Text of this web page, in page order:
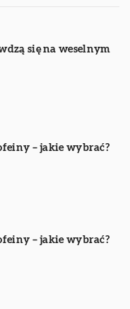
się na weselnym
– jakie wybrać?
– jakie wybrać?